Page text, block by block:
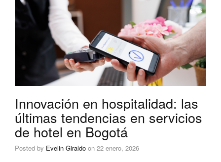
Innovación en hospitalidad: las
últimas tendencias en servicios
de hotel en Bogotá
Posted by Evelin Giraldo on 22 enero, 2026